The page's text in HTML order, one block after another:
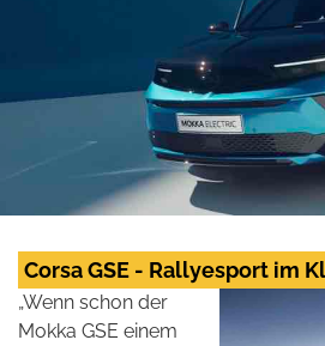
Corsa GSE - Rallyesport im
„Wenn schon der
Mokka GSE einem